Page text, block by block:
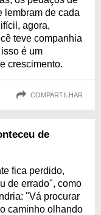
lembram de cada
agora,
teve companhia
é um
crescimento.
COMPARTILHAR
de
fica perdido,
de errado", como
"Vá procurar
caminho olhando